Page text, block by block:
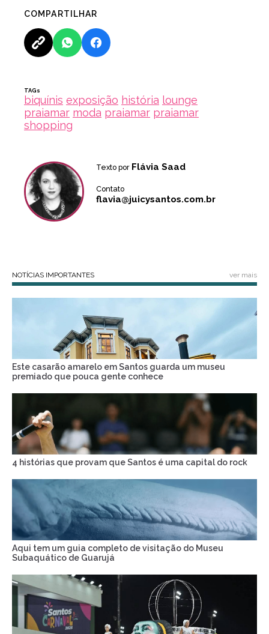
COMPARTILHAR
TAGs
biquínis exposição história lounge
praiamar moda praiamar praiamar
shopping
Texto por Flávia Saad
Contato
flavia@juicysantos.com.br
NOTÍCIAS IMPORTANTES ver mais
Este casarão amarelo em Santos guarda um museu
premiado que pouca gente conhece
4 histórias que provam que Santos é uma capital do rock
Aqui tem um guia completo de visitação do Museu
Subaquático de Guarujá